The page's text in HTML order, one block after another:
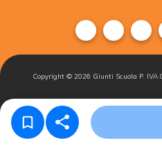
Copyright © 2026 Giunti Scuola P.
Condizioni di
vendita